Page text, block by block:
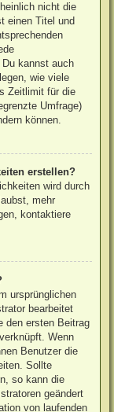
nicht die
einen Titel und
kannst auch
wie viele
Zeitlimit für die
Umfrage)
können.
erstellen?
wird durch
mehr
kontaktiere
ursprünglichen
bearbeitet
den ersten Beitrag
Wenn
Benutzer die
Sollte
so kann die
geändert
von laufenden